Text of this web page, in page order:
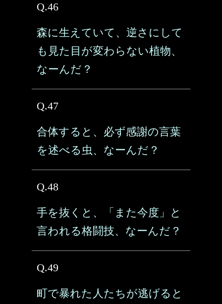
Q.46
森に生えていて、逆さにして
も見た目が変わらない植物、
なーんだ？
Q.47
合体すると、必ず感謝の言葉
を述べる虫、なーんだ？
Q.48
手を抜くと、「また今度」と
言われる格闘技、なーんだ？
Q.49
町で暴れた人たちが逃げると